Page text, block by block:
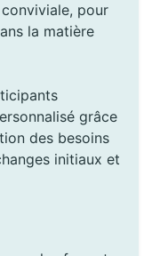
pour
la matière
grâce
des besoins
initiaux et